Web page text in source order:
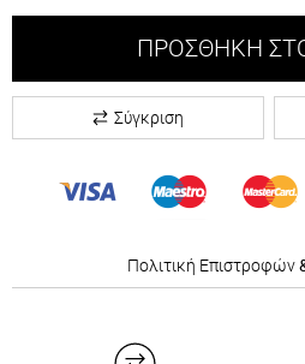
Σύγκριση
Πολιτική Επιστροφών